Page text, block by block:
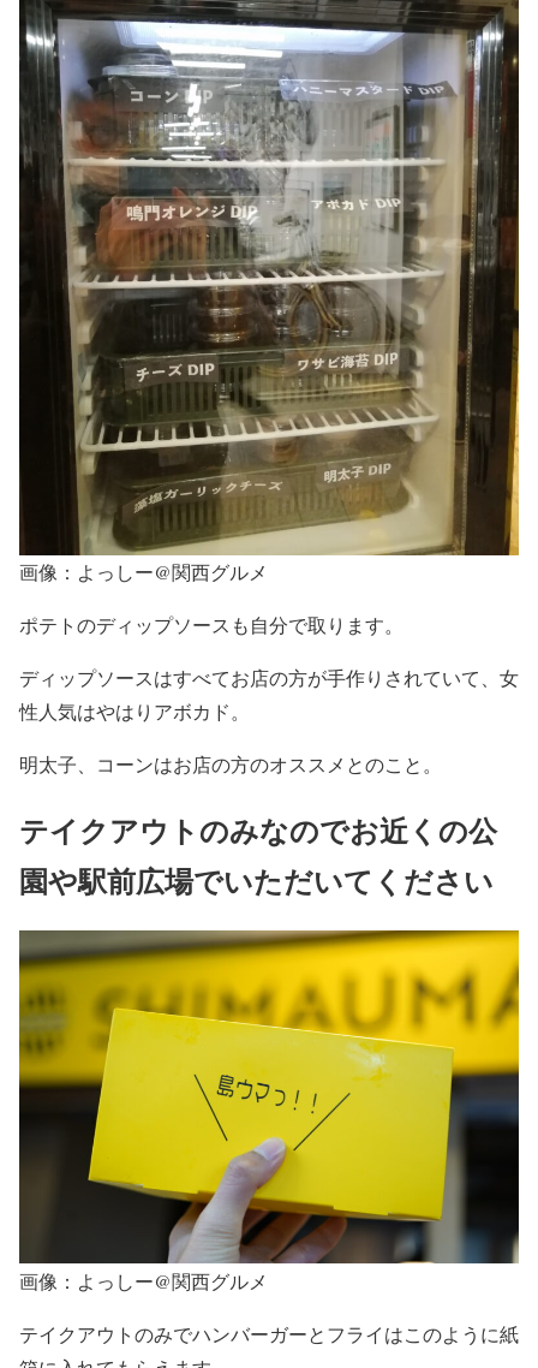
画像：よっしー@関西グルメ
ポテトのディップソースも自分で取ります。
ディップソースはすべてお店の方が手作りされていて、女
性人気はやはりアボカド。
明太子、コーンはお店の方のオススメとのこと。
テイクアウトのみなのでお近くの公
園や駅前広場でいただいてください
画像：よっしー@関西グルメ
テイクアウトのみでハンバーガーとフライはこのように紙